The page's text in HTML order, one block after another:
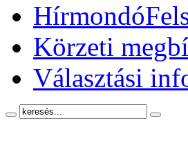
Hírmondó
Körzeti
Választási